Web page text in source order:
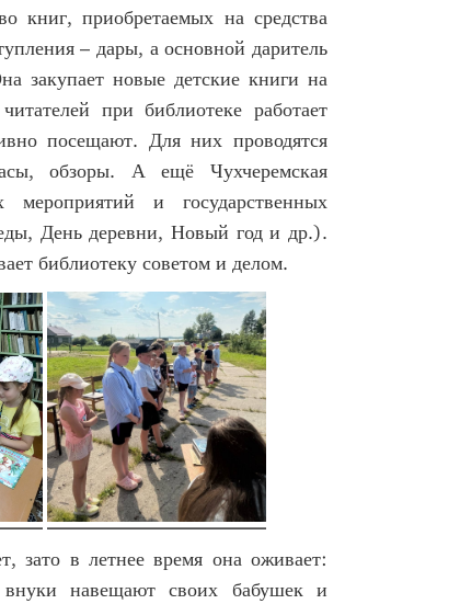
книг, приобретаемых на средства
– дары, а основной даритель
закупает новые детские книги на
при библиотеке работает
посещают. Для них проводятся
обзоры. А ещё Чухчеремская
мероприятий и государственных
День деревни, Новый год и др.).
библиотеку советом и делом.
зато в летнее время она оживает:
внуки навещают своих бабушек и